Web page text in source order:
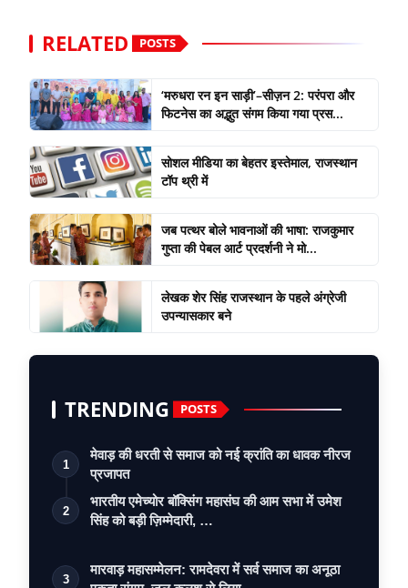
RELATED POSTS
‘मरुधरा रन इन साड़ी’–सीज़न 2: परंपरा और
फिटनेस का अद्भुत संगम किया गया प्रस...
सोशल मीडिया का बेहतर इस्तेमाल, राजस्थान
टॉप थ्री में
जब पत्थर बोले भावनाओं की भाषा: राजकुमार
गुप्ता की पेबल आर्ट प्रदर्शनी ने मो...
लेखक शेर सिंह राजस्थान के पहले अंग्रेजी
उपन्यासकार बने
TRENDING POSTS
1
मेवाड़ की धरती से समाज को नई क्रांति का धावक नीरज
प्रजापत
2
भारतीय एमेच्योर बॉक्सिंग महासंघ की आम सभा में उमेश
सिंह को बड़ी ज़िम्मेदारी, …
3
मारवाड़ महासम्मेलन: रामदेवरा में सर्व समाज का अनूठा